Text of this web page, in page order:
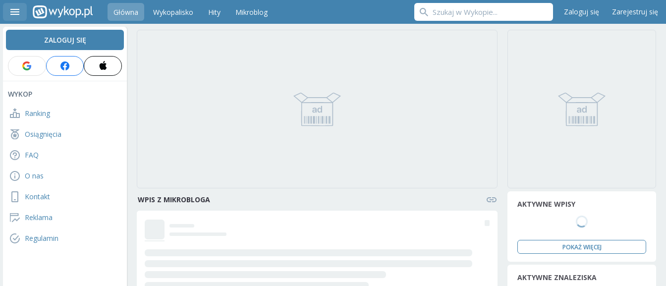
Główna Wykopalisko Hity Mikroblog Zaloguj się Zarejestruj się
ZALOGUJ SIĘ
WYKOP
Ranking
Osiągnięcia
FAQ
O nas
Kontakt
Reklama
Regulamin
WPIS Z MIKROBLOGA AKTYWNE WPISY
POKAŻ WIĘCEJ
AKTYWNE ZNALEZISKA